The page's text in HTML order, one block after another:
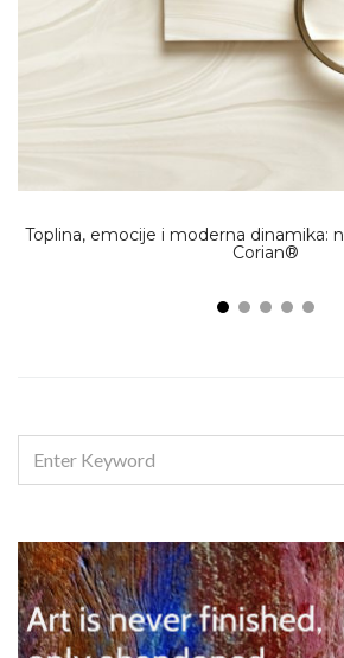
Toplina, emocije i moderna dinamika:
Corian®
FOR: